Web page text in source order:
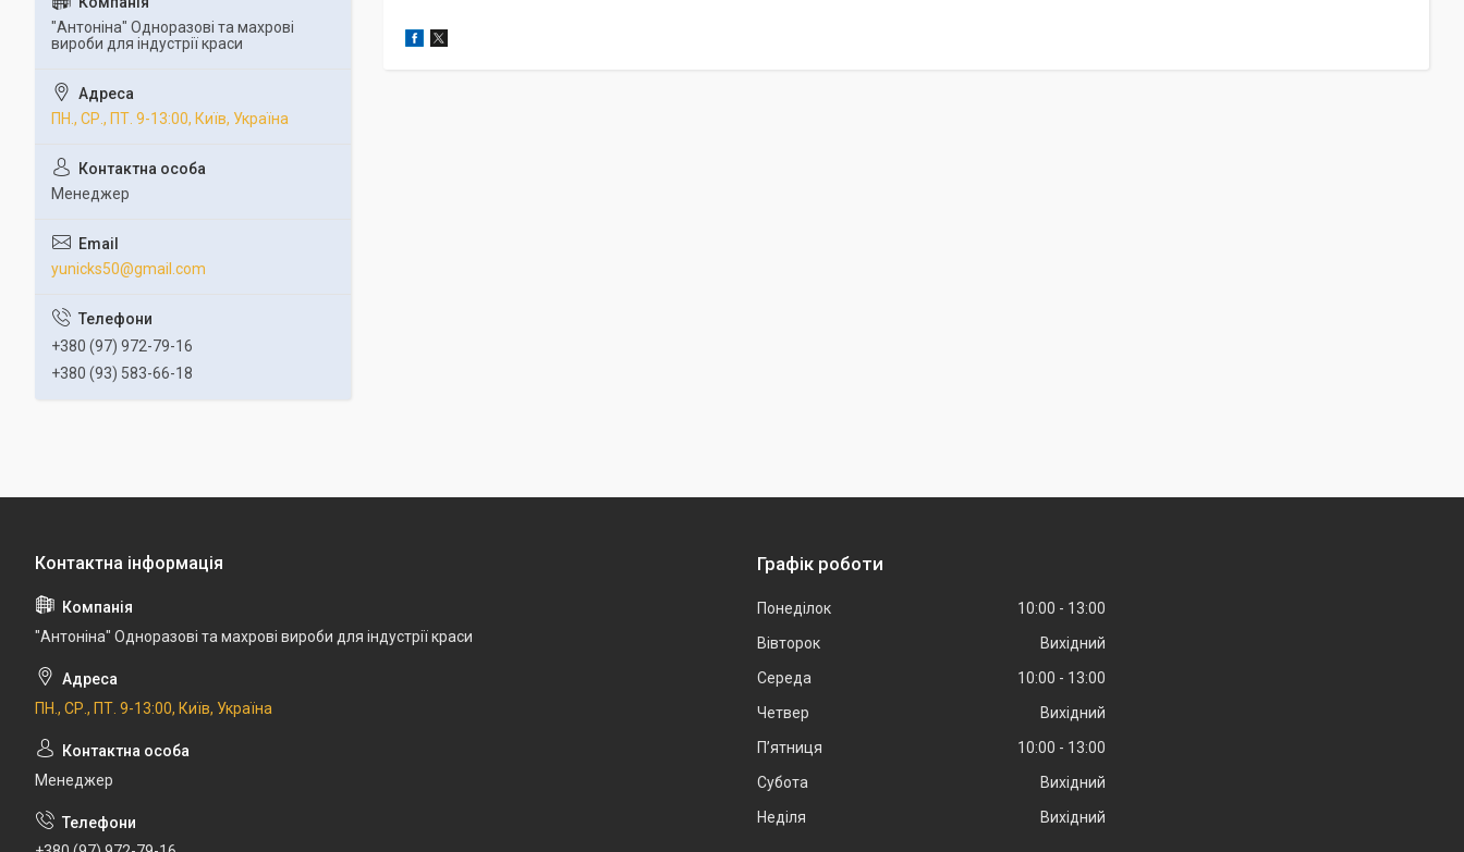
"Антоніна" Одноразові та махрові
вироби для індустрії краси
ПН., СР., ПТ. 9-13:00, Київ, Україна
Менеджер
yunicks50@gmail.com
+380 (97) 972-79-16
+380 (93) 583-66-18
"Антоніна" Одноразові та махрові вироби для індустрії краси
ПН., СР., ПТ. 9-13:00, Київ, Україна
Менеджер
Графік роботи
Понеділок 10:00
13:00
Вівторок
Вихідний
Середа
10:00
13:00
Четвер
Вихідний
Пʼятниця
10:00
13:00
Субота
Вихідний
Неділя
Вихідний